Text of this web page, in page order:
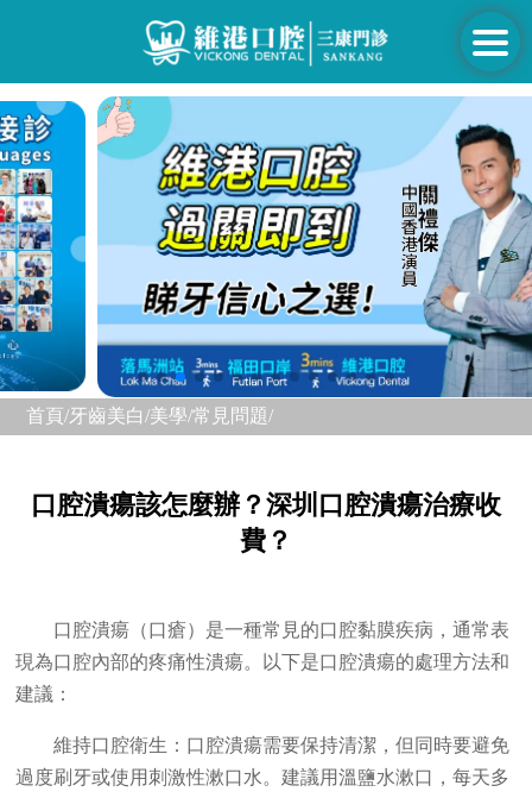
首頁/牙齒美白/美學/常見問題/
口腔潰瘍該怎麼辦？深圳口腔潰瘍治療收
費？
口腔潰瘍（口瘡）是一種常見的口腔黏膜疾病，通常表
現為口腔內部的疼痛性潰瘍。以下是口腔潰瘍的處理方法和
建議：
維持口腔衛生：口腔潰瘍需要保持清潔，但同時要避免
過度刷牙或使用刺激性漱口水。建議用溫鹽水漱口，每天多